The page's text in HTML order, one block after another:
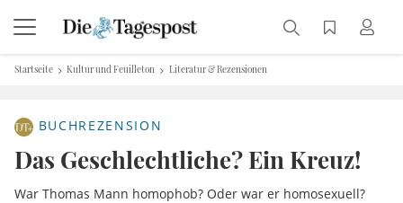
Startseite Kultur und Feuilleton Literatur & Rezensionen
BUCHREZENSION
Das Geschlechtliche? Ein Kreuz!
War Thomas Mann homophob? Oder war er homosexuell?